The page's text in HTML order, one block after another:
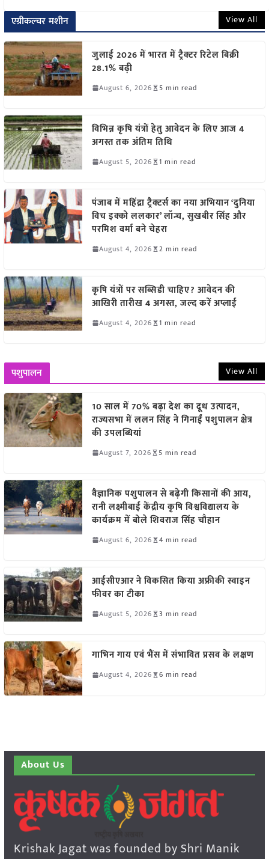
एग्रीकल्चर मशीन View All
जुलाई 2026 में भारत में ट्रैक्टर रिटेल बिक्री
28.1% बढ़ी
August 6, 2026 5 min read
विभिन्न कृषि यंत्रों हेतु आवेदन के लिए आज 4
अगस्त तक अंतिम तिथि
August 5, 2026 1 min read
पंजाब में महिंद्रा ट्रैक्टर्स का नया अभियान ‘दुनिया
विच इक्को ललकार’ लॉन्च, सुखबीर सिंह और
परमिश वर्मा बने चेहरा
August 4, 2026 2 min read
कृषि यंत्रों पर सब्सिडी चाहिए? आवेदन की
आखिरी तारीख 4 अगस्त, जल्द करें अप्लाई
August 4, 2026 1 min read
पशुपालन View All
10 साल में 70% बढ़ा देश का दूध उत्पादन,
राज्यसभा में ललन सिंह ने गिनाईं पशुपालन क्षेत्र
की उपलब्धियां
August 7, 2026 5 min read
वैज्ञानिक पशुपालन से बढ़ेगी किसानों की आय,
रानी लक्ष्मीबाई केंद्रीय कृषि विश्वविद्यालय के
कार्यक्रम में बोले शिवराज सिंह चौहान
August 6, 2026 4 min read
आईसीएआर ने विकसित किया अफ्रीकी स्वाइन
फीवर का टीका
August 5, 2026 3 min read
गाभिन गाय एवं भैंस में संभावित प्रसव के लक्षण
August 4, 2026 6 min read
About Us
Krishak Jagat was founded by Shri Manik